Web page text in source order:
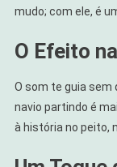
mudo; com ele, é
O Efeito
O som te guia sem
navio partindo é
à história no peito,